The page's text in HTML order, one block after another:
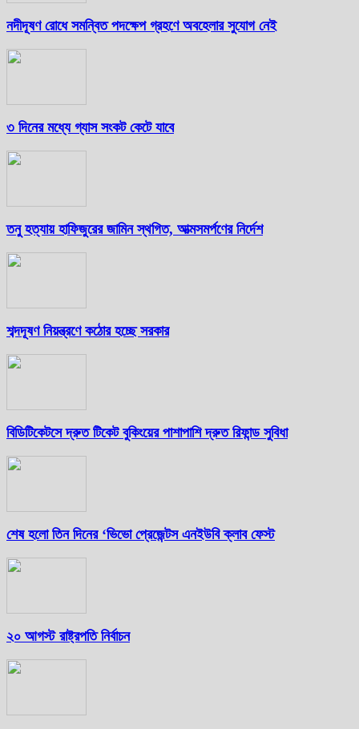
নদীদূষণ রোধে সমন্বিত পদক্ষেপ গ্রহণে অবহেলার সুযোগ নেই
৩ দিনের মধ্যে গ্যাস সংকট কেটে যাবে
তনু হত্যায় হাফিজুরের জামিন স্থগিত, আত্মসমর্পণের নির্দেশ
শব্দদূষণ নিয়ন্ত্রণে কঠোর হচ্ছে সরকার
বিডিটিকেটসে দ্রুত টিকেট বুকিংয়ের পাশাপাশি দ্রুত রিফান্ড সুবিধা
শেষ হলো তিন দিনের ‘ভিভো প্রেজেন্টস এনইউবি ক্লাব ফেস্ট
২০ আগস্ট রাষ্ট্রপতি নির্বাচন